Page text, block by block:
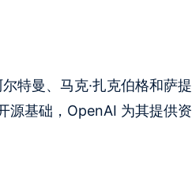
特曼、马克·扎克伯格和萨提
源基础，OpenAI 为其提供资